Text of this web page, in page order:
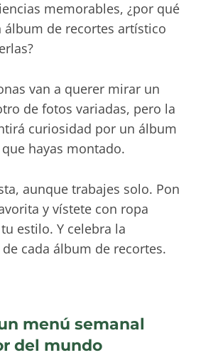
memorables, ¿por qué
álbum de recortes artístico
van a querer mirar un
de fotos variadas, pero la
curiosidad por un álbum
hayas montado.
aunque trabajes solo. Pon
y vístete con ropa
estilo. Y celebra la
cada álbum de recortes.
menú semanal
del mundo